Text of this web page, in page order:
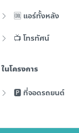
🆒 แอร์ทั้งหลัง
📺 โทรทัศน์
ในโครงการ
🅿️ ที่จอดรถยนต์